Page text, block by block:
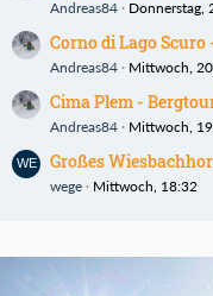
Andreas84 Donnerstag,
Corno di Lago
Andreas84 Mittwoch,
Cima Plem -
Andreas84 Mittwoch,
Großes
wege Mittwoch, 18:32